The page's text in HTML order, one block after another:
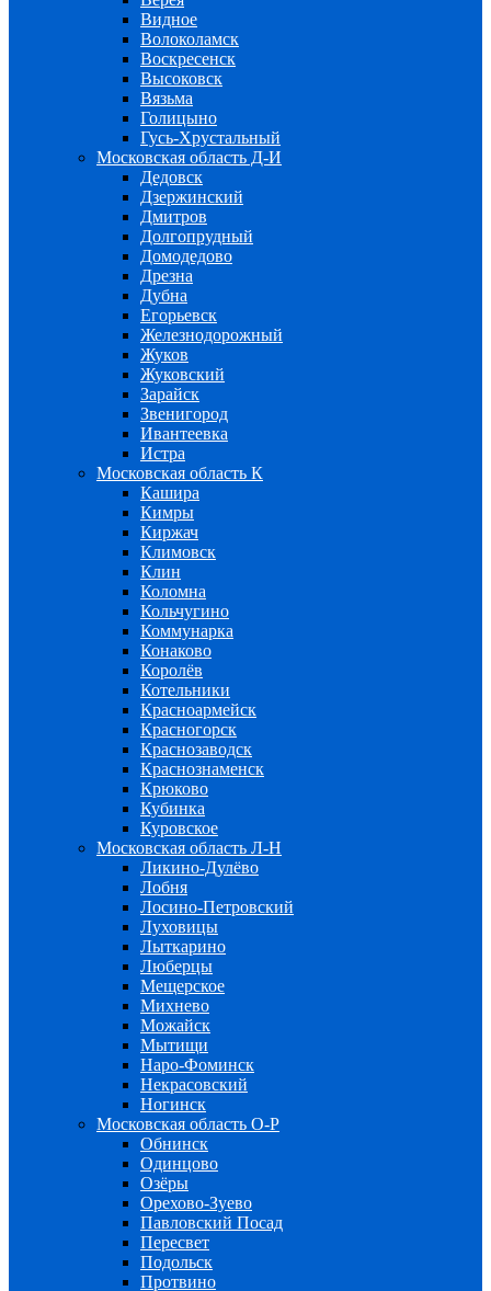
Видное
Волоколамск
Воскресенск
Высоковск
Вязьма
Голицыно
Гусь-Хрустальный
Московская область Д-И
Дедовск
Дзержинский
Дмитров
Долгопрудный
Домодедово
Дрезна
Дубна
Егорьевск
Железнодорожный
Жуков
Жуковский
Зарайск
Звенигород
Ивантеевка
Истра
Московская область К
Кашира
Кимры
Киржач
Климовск
Клин
Коломна
Кольчугино
Коммунарка
Конаково
Королёв
Котельники
Красноармейск
Красногорск
Краснозаводск
Краснознаменск
Крюково
Кубинка
Куровское
Московская область Л-Н
Ликино-Дулёво
Лобня
Лосино-Петровский
Луховицы
Лыткарино
Люберцы
Мещерское
Михнево
Можайск
Мытищи
Наро-Фоминск
Некрасовский
Ногинск
Московская область О-Р
Обнинск
Одинцово
Озёры
Орехово-Зуево
Павловский Посад
Пересвет
Подольск
Протвино